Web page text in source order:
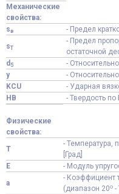
Механические
свойства:
sв
- Предел
sT
- Предел
остаточной
d 5
-
y
-
KCU
- Ударная
HB
- Твердость
Физические
свойства:
T
- Температура,
[Град]
E
- Модуль
a
- Коэффициент
(диапазон 20o -